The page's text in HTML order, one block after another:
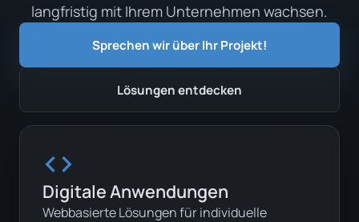
langfristig mit Ihrem Unternehmen wachsen.
Sprechen wir über Ihr Projekt!
Lösungen entdecken
code
Digitale Anwendungen
Webbasierte Lösungen für individuelle